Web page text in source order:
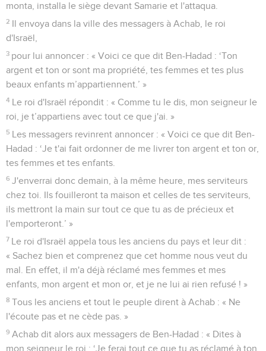
monta, installa le siège devant Samarie et l'attaqua.
2 Il envoya dans la ville des messagers à Achab, le roi
d'Israël,
3 pour lui annoncer : « Voici ce que dit Ben-Hadad : ‘Ton
argent et ton or sont ma propriété, tes femmes et tes plus
beaux enfants m’appartiennent.’ »
4 Le roi d'Israël répondit : « Comme tu le dis, mon seigneur le
roi, je t’appartiens avec tout ce que j'ai. »
5 Les messagers revinrent annoncer : « Voici ce que dit Ben-
Hadad : ‘Je t'ai fait ordonner de me livrer ton argent et ton or,
tes femmes et tes enfants.
6 J'enverrai donc demain, à la même heure, mes serviteurs
chez toi. Ils fouilleront ta maison et celles de tes serviteurs,
ils mettront la main sur tout ce que tu as de précieux et
l'emporteront.’ »
7 Le roi d'Israël appela tous les anciens du pays et leur dit :
« Sachez bien et comprenez que cet homme nous veut du
mal. En effet, il m'a déjà réclamé mes femmes et mes
enfants, mon argent et mon or, et je ne lui ai rien refusé ! »
8 Tous les anciens et tout le peuple dirent à Achab : « Ne
l'écoute pas et ne cède pas. »
9 Achab dit alors aux messagers de Ben-Hadad : « Dites à
mon seigneur le roi : ‘Je ferai tout ce que tu as réclamé à ton